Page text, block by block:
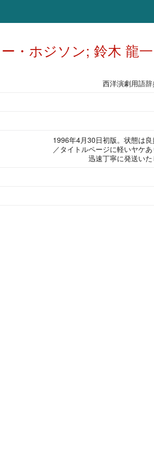
・ホジソン; 鈴木 龍一
西洋演劇用語
1996年4月30日初版。状態は
／タイトルページに軽いヤケ
迅速丁寧に発送いた